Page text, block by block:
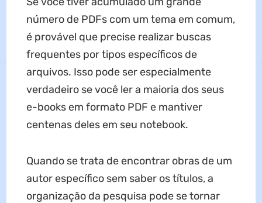
número de PDFs com um tema em comum,
é provável que precise realizar buscas
frequentes por tipos específicos de
arquivos. Isso pode ser especialmente
verdadeiro se você ler a maioria dos seus
e-books em formato PDF e mantiver
centenas deles em seu notebook.
Quando se trata de encontrar obras de um
autor específico sem saber os títulos, a
organização da pesquisa pode se tornar